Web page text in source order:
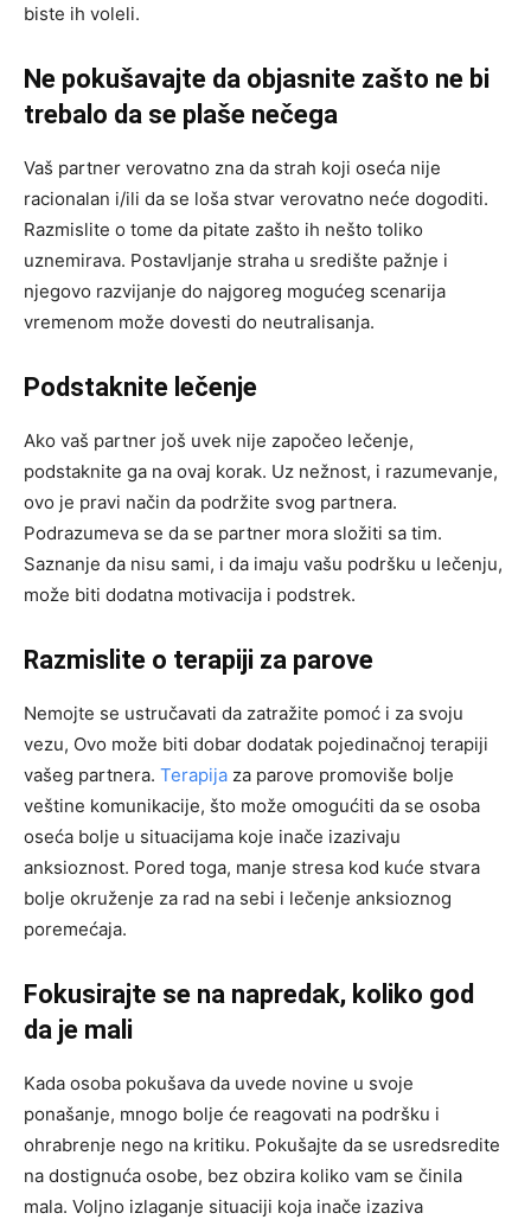
biste ih voleli.
Ne pokušavajte da objasnite zašto ne bi
trebalo da se plaše nečega
Vaš partner verovatno zna da strah koji oseća nije
racionalan i/ili da se loša stvar verovatno neće dogoditi.
Razmislite o tome da pitate zašto ih nešto toliko
uznemirava. Postavljanje straha u središte pažnje i
njegovo razvijanje do najgoreg mogućeg scenarija
vremenom može dovesti do neutralisanja.
Podstaknite lečenje
Ako vaš partner još uvek nije započeo lečenje,
podstaknite ga na ovaj korak. Uz nežnost, i razumevanje,
ovo je pravi način da podržite svog partnera.
Podrazumeva se da se partner mora složiti sa tim.
Saznanje da nisu sami, i da imaju vašu podršku u lečenju,
može biti dodatna motivacija i podstrek.
Razmislite o terapiji za parove
Nemojte se ustručavati da zatražite pomoć i za svoju
vezu, Ovo može biti dobar dodatak pojedinačnoj terapiji
vašeg partnera. Terapija za parove promoviše bolje
veštine komunikacije, što može omogućiti da se osoba
oseća bolje u situacijama koje inače izazivaju
anksioznost. Pored toga, manje stresa kod kuće stvara
bolje okruženje za rad na sebi i lečenje anksioznog
poremećaja.
Fokusirajte se na napredak, koliko god
da je mali
Kada osoba pokušava da uvede novine u svoje
ponašanje, mnogo bolje će reagovati na podršku i
ohrabrenje nego na kritiku. Pokušajte da se usredsredite
na dostignuća osobe, bez obzira koliko vam se činila
mala. Voljno izlaganje situaciji koja inače izaziva